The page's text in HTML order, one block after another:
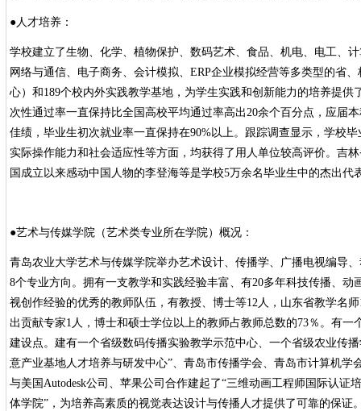
●人才培养：
学校建立了生物、化学、植物保护、数码艺术、食品、机电、电工、
网络与通信、电子商务、会计模拟、ERP企业模拟经营等多类型的省
心）和189个校内外实践教学基地，为学生实践和创新能力的培养提供
次性通过率一直保持比全国高校平均通过率高出20余个百分点，应届
佳绩，毕业生初次就业率一直保持在90%以上。跟踪调查显示，学校
实际操作能力和社会适应性等方面，均获得了用人单位较高评价。吉
国成立以来感动中国人物的李登海等是学校5万余名毕业生中的杰出代
●艺术与传媒学院（艺术类专业所在学院）概况：
青岛农业大学艺术与传媒学院举办艺术设计、传播学、广播电视编导
8个专业方向。拥有一支教学和实践经验丰富、有20多年科技传播、动
视创作经验的优秀的教师队伍，有教授、博士等12人，山东省教学名
出贡献专家1人，博士和硕士学位以上的教师占教师总数的73％。有一
建设点。建有一个省级数码传播实验教学示范中心、一个省级农业传
意产业基地人才培养与研发中心”、青岛市传播学会、青岛市计算机学
与美国Autodesk公司、苹果公司合作建起了“三维动画工程师国际认证
体学院”，为培养高素质的视觉表达设计与传播人才提供了可靠的保证